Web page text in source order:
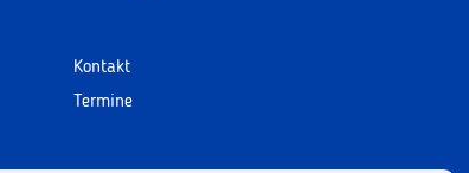
Kontakt
Termine